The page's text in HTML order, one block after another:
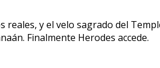
y el velo sagrado del
Finalmente Herodes accede.